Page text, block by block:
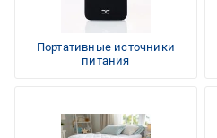
Портативные источники
питания